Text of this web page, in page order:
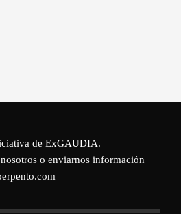
de ExGAUDIA.
o enviarnos información